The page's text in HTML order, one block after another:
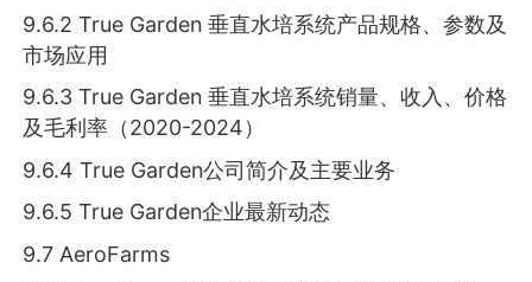
9.6.2 True Garden 垂直水培系统产品规格、参数及
市场应用
9.6.3 True Garden 垂直水培系统销量、收入、价格
及毛利率（2020-2024）
9.6.4 True Garden公司简介及主要业务
9.6.5 True Garden企业最新动态
9.7 AeroFarms